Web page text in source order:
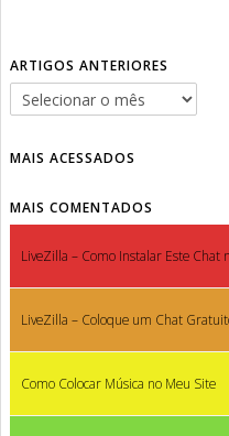
ARTIGOS ANTERIORES
MAIS ACESSADOS
MAIS COMENTADOS
LiveZilla – Como Instalar Este Chat
LiveZilla – Coloque um Chat
Como Colocar Música no Meu Site